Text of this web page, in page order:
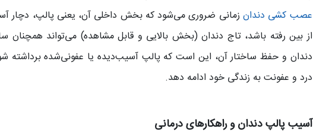
عصب‌ کشی دندان زمانی ضروری می‌شود که بخش داخلی آن، یعنی پالپ، دچار
از بین رفته باشد، تاج دندان (بخش بالایی و قابل مشاهده) می‌تواند همچنان
دندان و حفظ ساختار آن، این است که پالپ آسیب‌دیده یا عفونی‌شده برداشته
درد و عفونت به زندگی خود ادامه دهد.
آسیب پالپ دندان و راهکارهای درمانی